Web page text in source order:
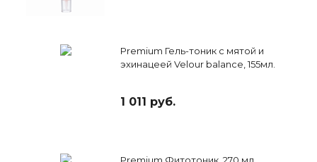
Premium Гель-тоник с мятой и
эхинацеей Velour balance, 155мл.
1 011 руб.